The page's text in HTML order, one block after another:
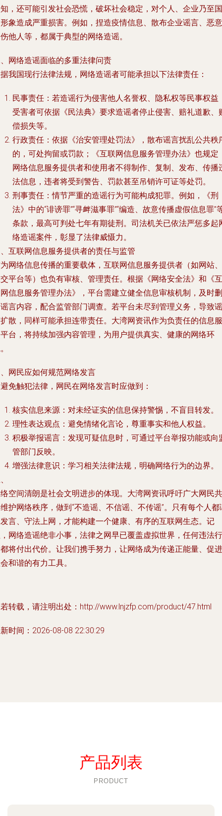
，还可能引发社会恐慌，破坏社会稳定，对个人、企业乃至国
象造成严重损害。例如，捏造疫情信息、散布企业谣言、恶意
他人等，都属于典型的网络造谣。
网络造谣面临的多重法律问责
我国现行法律法规，网络造谣者可能承担以下法律责任：
民事责任：若造谣行为侵害他人名誉权、隐私权等民事权益
受害者可依据《民法典》要求造谣者停止侵害、赔礼道歉、
偿损失等。
行政责任：依据《治安管理处罚法》，散布谣言扰乱公共秩
的，可处拘留或罚款；《互联网信息服务管理办法》也规定
网络信息服务提供者和使用者不得制作、复制、发布、传播
法信息，违者将受到警告、罚款甚至吊销许可证等处罚。
刑事责任：情节严重的造谣行为可能构成犯罪。例如，《刑
法》中的“诽谤罪”“寻衅滋事罪”“编造、故意传播虚假信息罪”
条款，最高可判处七年有期徒刑。司法机关已依法严惩多起
络造谣案件，彰显了法律威慑力。
互联网信息服务提供者的责任与监管
网络信息传播的重要载体，互联网信息服务提供者（如网站、
平台等）也负有审核、管理责任。根据《网络安全法》和《互
信息服务管理办法》，平台需建立健全信息审核机制，及时删
言内容，配合监管部门调查。若平台未尽到管理义务，导致谣
散，同样可能承担连带责任。大湾网资讯作为负责任的信息服
台，将持续加强内容管理，为用户提供真实、健康的网络环
网民应如何规范网络发言
免触犯法律，网民在网络发言时应做到：
核实信息来源：对未经证实的信息保持警惕，不盲目转发。
理性表达观点：避免情绪化言论，尊重事实和他人权益。
积极举报谣言：发现可疑信息时，可通过平台举报功能或向
管部门反映。
增强法律意识：学习相关法律法规，明确网络行为的边界。
空间清朗是社会文明进步的体现。大湾网资讯呼吁广大网民共
护网络秩序，做到“不造谣、不信谣、不传谣”。只有每个人都
言、守法上网，才能构建一个健康、有序的互联网生态。记
网络造谣绝非小事，法律之网早已覆盖虚拟世界，任何违法行
将付出代价。让我们携手努力，让网络成为传递正能量、促进
和谐的有力工具。
转载，请注明出处：http://www.lnjzfp.com/product/47.html
时间：2026-08-08 22:30:29
产品列表
PRODUCT